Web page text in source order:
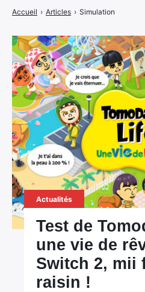
Accueil › Articles › Simulation
Actualités
Test de
une vie de
Switch 2, mii
raisin !